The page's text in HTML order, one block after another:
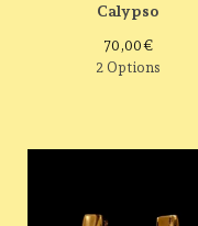
Calypso
70,00€
2 Options